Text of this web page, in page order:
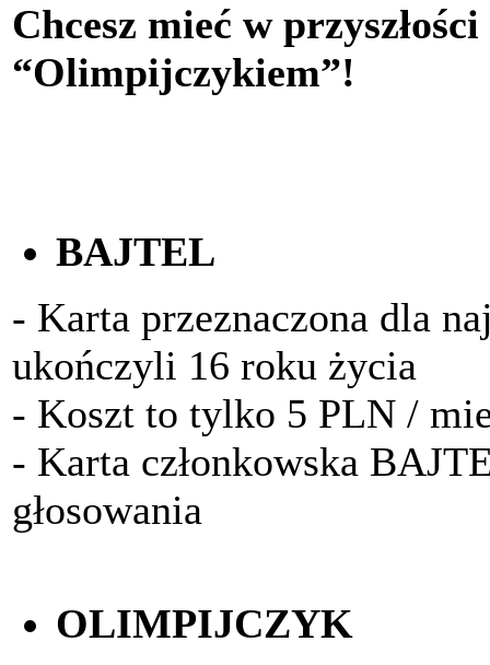
Chcesz mieć w
“Olimpijczykiem”!
BAJTEL
- Karta przeznaczona dla
ukończyli 16 roku życia
- Koszt to tylko 5 PLN /
- Karta członkowska
głosowania
OLIMPIJCZYK